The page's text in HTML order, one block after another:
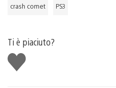
crash comet PS3
Ti è piaciuto?
Mi
piace